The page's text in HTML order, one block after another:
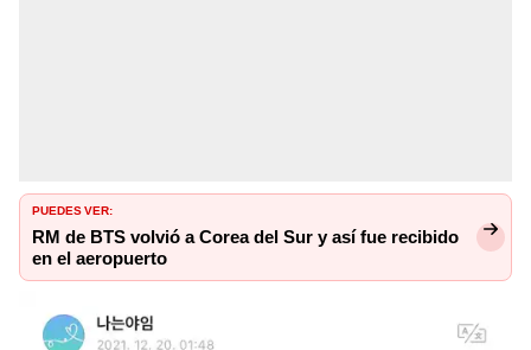
PUEDES VER:
RM de BTS volvió a Corea del Sur y así fue recibido
en el aeropuerto